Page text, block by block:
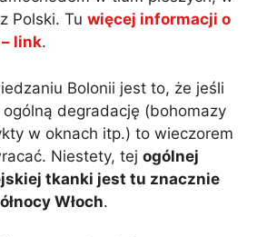
Polski. Tu więcej informacji o
link.
Bolonii jest to, że jeśli
degradację (bohomazy
w oknach itp.) to wieczorem
Niestety, tej ogólnej
tkanki jest tu znacznie
Włoch.